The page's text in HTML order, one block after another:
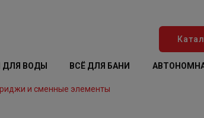
ВОДЫ ВСЁ ДЛЯ БАНИ
и сменные элементы